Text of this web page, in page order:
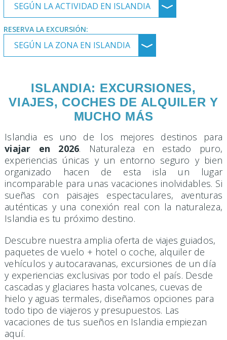
SEGÚN LA ACTIVIDAD EN ISLANDIA ﹀
RESERVA LA EXCURSIÓN:
SEGÚN LA ZONA EN ISLANDIA ﹀
ISLANDIA: EXCURSIONES,
VIAJES, COCHES DE ALQUILER Y
MUCHO MÁS
Islandia es uno de los mejores destinos para
viajar en 2026. Naturaleza en estado puro,
experiencias únicas y un entorno seguro y bien
organizado hacen de esta isla un lugar
incomparable para unas vacaciones inolvidables. Si
sueñas con paisajes espectaculares, aventuras
auténticas y una conexión real con la naturaleza,
Islandia es tu próximo destino.
Descubre nuestra amplia oferta de viajes guiados,
paquetes de vuelo + hotel o coche, alquiler de
vehículos y autocaravanas, excursiones de un día
y experiencias exclusivas por todo el país. Desde
cascadas y glaciares hasta volcanes, cuevas de
hielo y aguas termales, diseñamos opciones para
todo tipo de viajeros y presupuestos. Las
vacaciones de tus sueños en Islandia empiezan
aquí.